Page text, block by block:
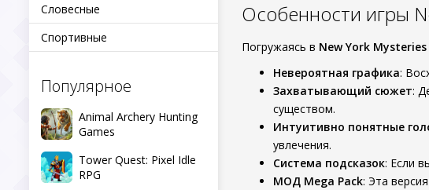
Словесные
Спортивные
Популярное
Animal Archery Hunting
Games
Tower Quest: Pixel Idle
RPG
Особенности игры
Погружаясь в New York Mysteries
Невероятная графика:
Захватывающий сюжет:
существом.
Интуитивно понятные
увлечения.
Система подсказок: Если
МОД Mega Pack: Эта